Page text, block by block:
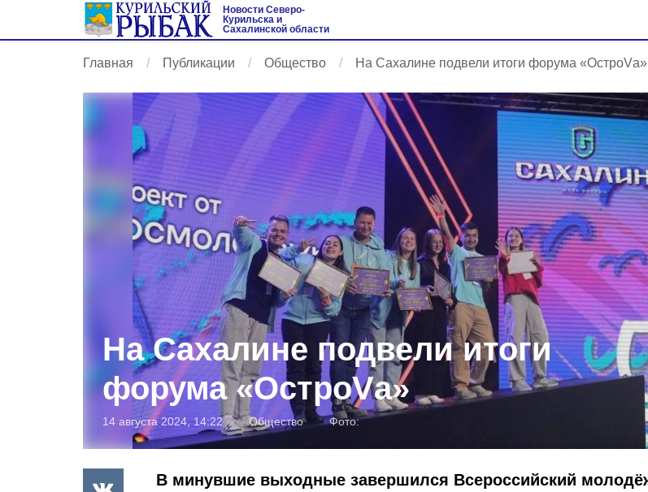
Новости Северо-
Курильска и
Сахалинской области
Главная Публикации Общество На Сахалине подвели итоги форума «ОстроVа»
На Сахалине подвели итоги
форума «ОстроVа»
14 августа 2024, 14:22 Общество Фото:
В минувшие выходные завершился Всероссийский